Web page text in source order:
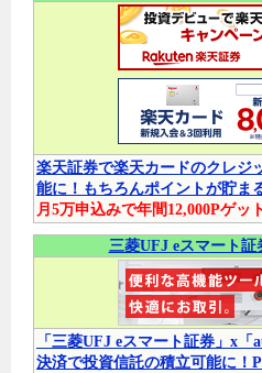
楽天証券で楽天カードのクレジ
能に！もちろんポイントが貯ま
月5万申込みで年間12,000Pゲッ
三菱UFJ eスマート証
「三菱UFJ eスマート証券」x
決済で投資信託の積立可能に！